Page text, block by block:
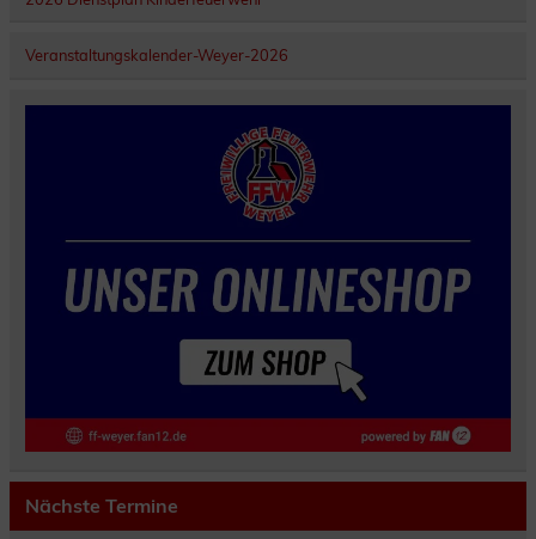
Veranstaltungskalender-Weyer-2026
Nächste Termine